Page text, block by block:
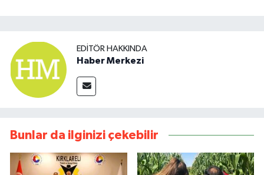
EDITÖR HAKKINDA
Haber Merkezi
Bunlar da ilginizi çekebilir